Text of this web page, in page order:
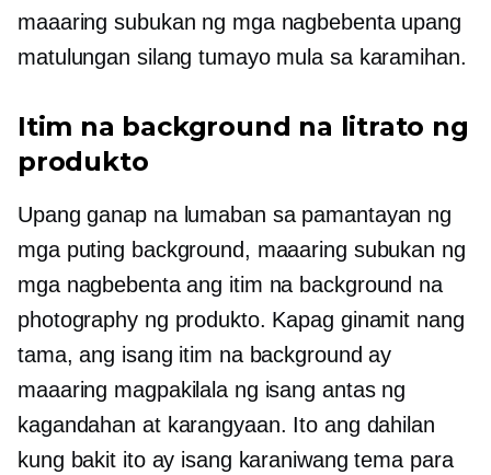
maaaring subukan ng mga nagbebenta upang
matulungan silang tumayo mula sa karamihan.
Itim na background na litrato ng
produkto
Upang ganap na lumaban sa pamantayan ng
mga puting background, maaaring subukan ng
mga nagbebenta ang itim na background na
photography ng produkto. Kapag ginamit nang
tama, ang isang itim na background ay
maaaring magpakilala ng isang antas ng
kagandahan at karangyaan. Ito ang dahilan
kung bakit ito ay isang karaniwang tema para